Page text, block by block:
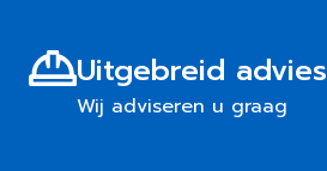
Uitgebreid advies
Wij adviseren u graag